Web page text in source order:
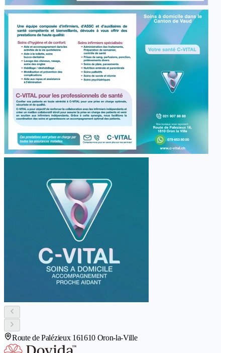
Route de Palézieux 161610 Oron-la-Ville